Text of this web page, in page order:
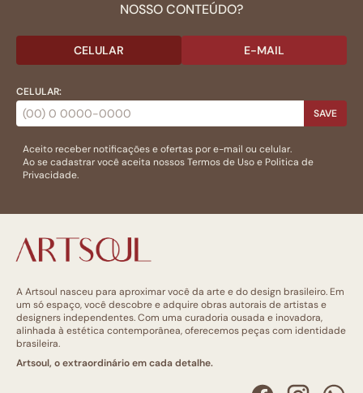
NOSSO CONTEÚDO?
CELULAR E-MAIL
CELULAR:
SAVE
Aceito receber notificações e ofertas por e-mail ou celular.
Ao se cadastrar você aceita nossosTermos de Usoe Politica de
Privacidade.
A Artsoul nasceu para aproximar você da arte e do design brasileiro. Em
um só espaço, você descobre e adquire obras autorais de artistas e
designers independentes. Com uma curadoria ousada e inovadora,
alinhada à estética contemporânea, oferecemos peças com identidade
brasileira.
Artsoul, o extraordinário em cada detalhe.